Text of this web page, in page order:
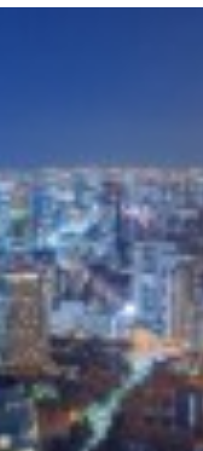
미만은 약 800~1,500엔)
있습니다.
로, 다른 곳에서는 찾기
한 번에 구매할 수 있다는
(미만은 약 330~2,000엔)
확인하기
하는 분들도 많을 것 같습
와리, 그리고 한국 매장이
도 특징입니다.
상품도 많이 있습니다.
쇼핑몰에서는 구할 수 없
이 적고 현지가에 가까운
최고 수준의 물가
택의 폭이 넓고 가성비
도시 중 물가 가장 저렴
중심의 높은 물가 도쿄:
이타마나 치바 등 외곽으로
이 적고, 숙소 선택지가
물가 덕분에 장기 거주 시
이며, 생활비를 아끼려면
월 정기권)특징
잡함 주의
도시 이동 용이
거 이동 가능
쿄/오사카:
간 '지옥철'은 감수해야